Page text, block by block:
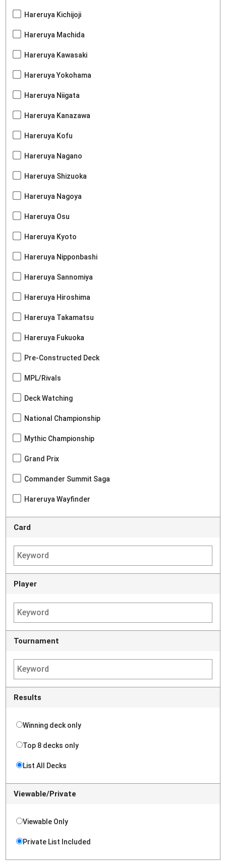
Hareruya Kichijoji
Hareruya Machida
Hareruya Kawasaki
Hareruya Yokohama
Hareruya Niigata
Hareruya Kanazawa
Hareruya Kofu
Hareruya Nagano
Hareruya Shizuoka
Hareruya Nagoya
Hareruya Osu
Hareruya Kyoto
Hareruya Nipponbashi
Hareruya Sannomiya
Hareruya Hiroshima
Hareruya Takamatsu
Hareruya Fukuoka
Pre-Constructed Deck
MPL/Rivals
Deck Watching
National Championship
Mythic Championship
Grand Prix
Commander Summit Saga
Hareruya Wayfinder
Card
Player
Tournament
Results
Winning deck only
Top 8 decks only
List All Decks
Viewable/Private
Viewable Only
Private List Included